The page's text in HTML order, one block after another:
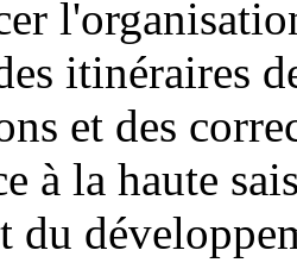
itinéraires
et des
à la haute
du